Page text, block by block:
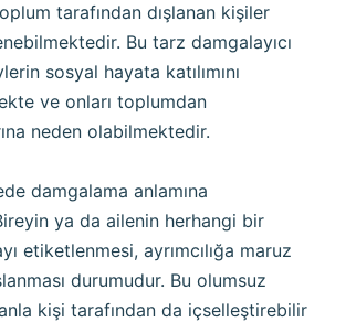
tarafından dışlanan kişiler
Bu tarz damgalayıcı
sosyal hayata katılımını
ve onları toplumdan
neden olabilmektedir.
damgalama anlamına
ya da ailenin herhangi bir
etiketlenmesi, ayrımcılığa maruz
durumudur. Bu olumsuz
kişi tarafından da içselleştirebilir